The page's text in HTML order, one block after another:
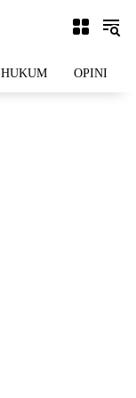
HUKUM OPINI